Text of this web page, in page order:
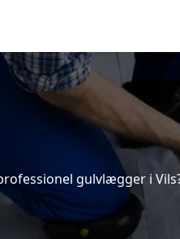
gulvlægger i